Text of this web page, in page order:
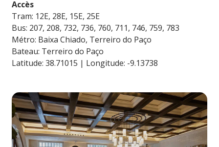
Accès
Tram: 12E, 28E, 15E, 25E
Bus: 207, 208, 732, 736, 760, 711, 746, 759, 783
Métro: Baixa Chiado, Terreiro do Paço
Bateau: Terreiro do Paço
Latitude: 38.71015 | Longitude: -9.13738